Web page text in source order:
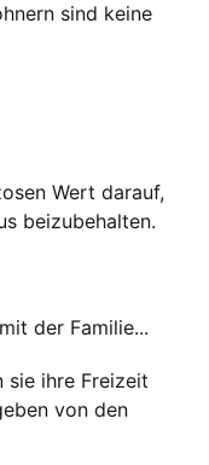
sind keine
Wert darauf,
beizubehalten.
der Familie...
sie ihre Freizeit
von den